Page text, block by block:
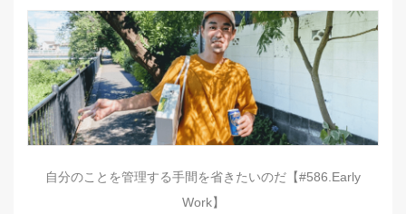
自分のことを管理する手間を省きたいのだ【#586.Early
Work】